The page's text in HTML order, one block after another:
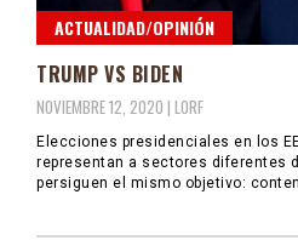
ACTUALIDAD/OPINIÓN
TRUMP VS BIDEN
NOVIEMBRE 12, 2020 | LORF
Elecciones presidenciales en los
representan a sectores diferentes
persiguen el mismo objetivo: